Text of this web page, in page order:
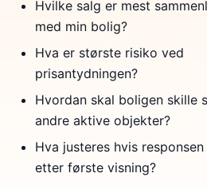
Hvilke salg er mest
med min bolig?
Hva er største risiko ved
prisantydningen?
Hvordan skal boligen skille
andre aktive objekter?
Hva justeres hvis
etter første visning?